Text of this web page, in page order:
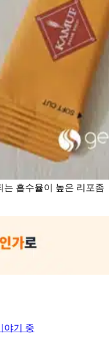
는 흡수율이 높은 리포좀
야기 중